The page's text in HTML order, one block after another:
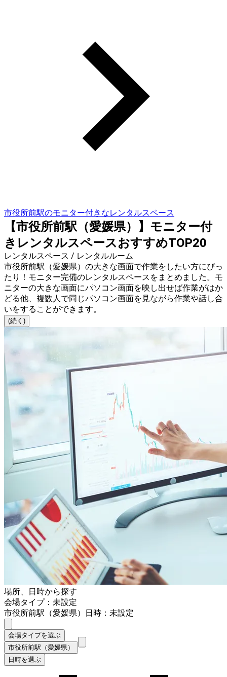
市役所前駅のモニター付きなレンタルスペース
【市役所前駅（愛媛県）】モニター付
きレンタルスペースおすすめTOP20
レンタルスペース / レンタルルーム
市役所前駅（愛媛県）の大きな画面で作業をしたい方にぴっ
たり！モニター完備のレンタルスペースをまとめました。モ
ニターの大きな画面にパソコン画面を映し出せば作業がはか
どる他、複数人で同じパソコン画面を見ながら作業や話し合
いをすることができます。
(続く)
場所、日時から探す
会場タイプ：未設定
市役所前駅（愛媛県）
日時：未設定
会場タイプを選ぶ
市役所前駅（愛媛県）
日時を選ぶ